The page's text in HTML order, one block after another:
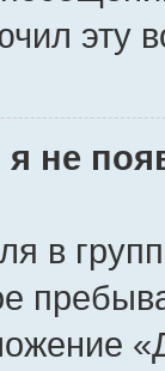
эту
не
в